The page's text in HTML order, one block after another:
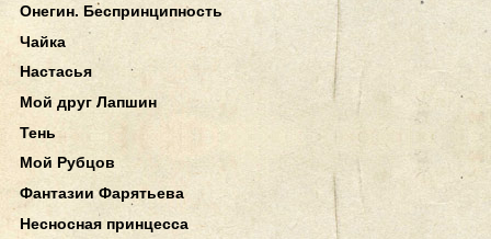
Онегин. Беспринципность
Чайка
Настасья
Мой друг Лапшин
Тень
Мой Рубцов
Фантазии Фарятьева
Несносная принцесса